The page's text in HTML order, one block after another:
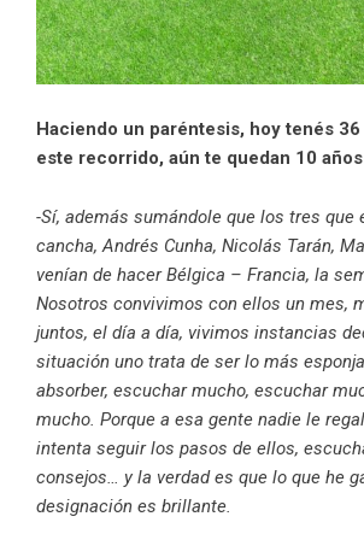
Haciendo un paréntesis, hoy tenés
este recorrido, aún te quedan 10
-Sí, además sumándole que los tres que
cancha, Andrés Cunha, Nicolás Tarán,
venían de hacer Bélgica – Francia, la
Nosotros convivimos con ellos un mes,
juntos, el día a día, vivimos instancias
situación uno trata de ser lo más
absorber, escuchar mucho, escuchar
mucho. Porque a esa gente nadie le
intenta seguir los pasos de ellos,
consejos… y la verdad es que lo que he
designación es brillante.